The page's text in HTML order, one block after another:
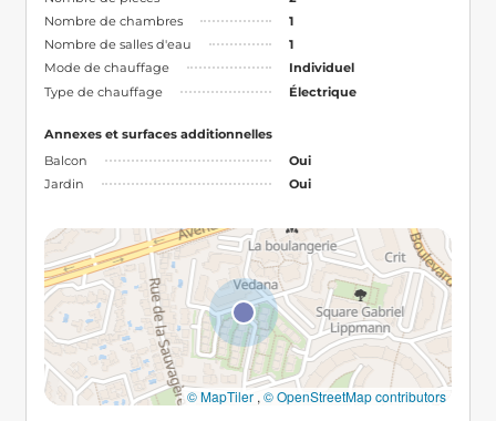
Nombre de chambres
1
Nombre de salles d'eau
1
Mode de chauffage
Individuel
Type de chauffage
Électrique
Annexes et surfaces additionnelles
Balcon
Oui
Jardin
Oui
© MapTiler ,© OpenStreetMap contributors